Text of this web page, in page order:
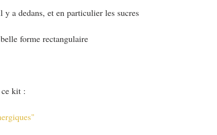
a dedans, et en particulier les sucres
forme rectangulaire
ce kit :